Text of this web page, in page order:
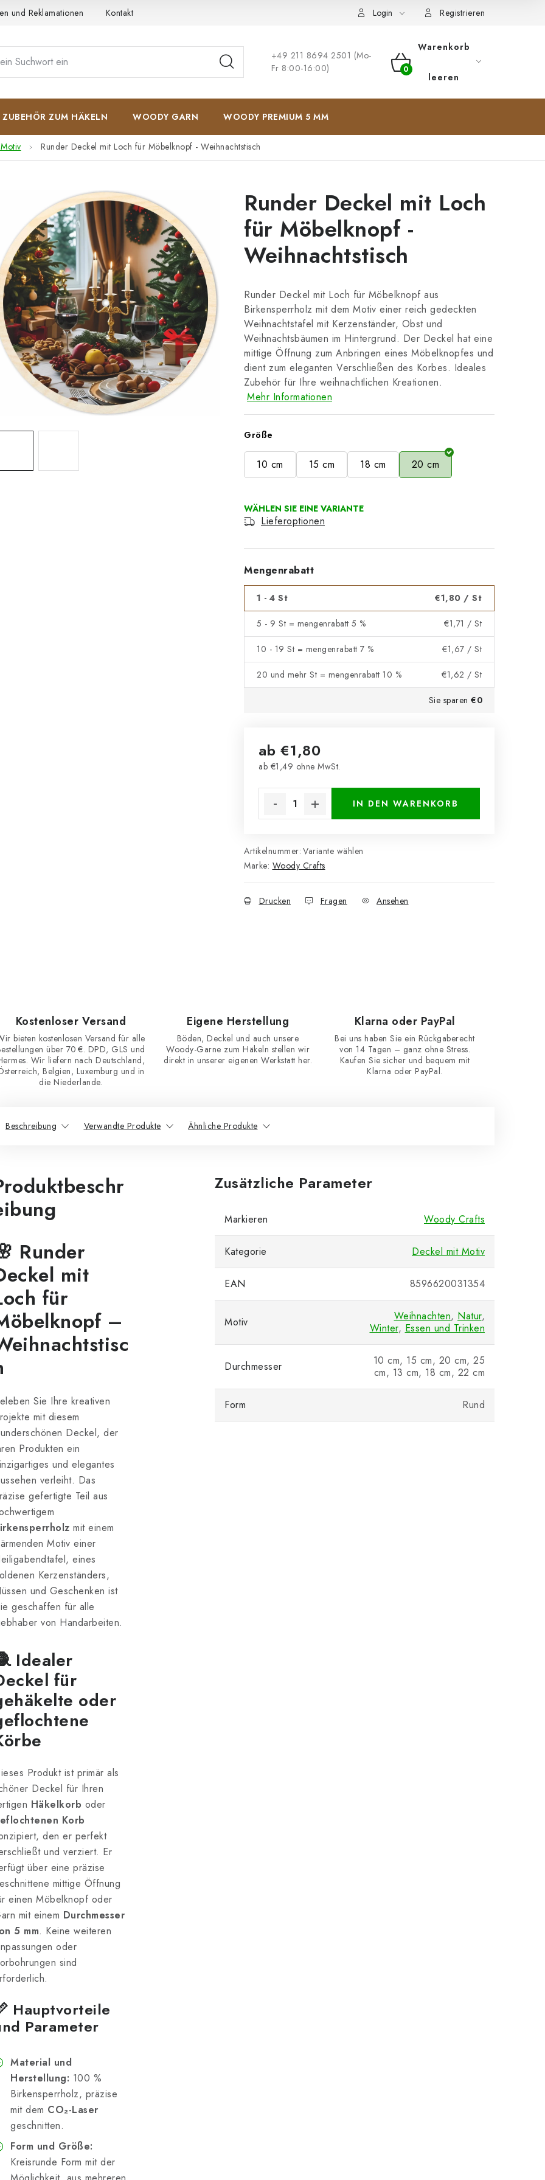
und Reklamationen Kontakt Login Registrieren
+49 211 8694 2501 (Mo-
Fr 8:00-16:00)
WARENKORB
Warenkorb
leeren
ZUBEHÖR ZUM HÄKELN WOODY GARN WOODY PREMIUM 5 MM
Runder Deckel mit Loch für Möbelknopf - Weihnachtstisch
Runder Deckel mit Loch
für Möbelknopf -
Weihnachtstisch
Runder Deckel mit Loch für Möbelknopf aus
Birkensperrholz mit dem Motiv einer reich gedeckten
Weihnachtstafel mit Kerzenständer, Obst und
Weihnachtsbäumen im Hintergrund. Der Deckel hat eine
mittige Öffnung zum Anbringen eines Möbelknopfes und
dient zum eleganten Verschließen des Korbes. Ideales
Zubehör für Ihre weihnachtlichen Kreationen.
Mehr Informationen
Größe
10 cm 15 cm 18 cm 20 cm
Lieferoptionen
Mengenrabatt
1 - 4 St €1,80 / St
5 - 9 St = mengenrabatt 5 % €1,71 / St
10 - 19 St = mengenrabatt 7 % €1,67 / St
20 und mehr St = mengenrabatt 10 % €1,62 / St
Sie sparen €0
ab €1,80
ab €1,49 ohne MwSt.
IN DEN WARENKORB
Artikelnummer: Variante wählen
Marke: Woody Crafts
Drucken Fragen Ansehen
Kostenloser Versand
bieten kostenlosen Versand für alle
über 70 €. DPD, GLS und
Wir liefern nach Deutschland,
Belgien, Luxemburg und in
die Niederlande.
Eigene Herstellung
Böden, Deckel und auch unsere
Woody-Garne zum Häkeln stellen wir
direkt in unserer eigenen Werkstatt her.
Klarna oder PayPal
Bei uns haben Sie ein Rückgaberecht
von 14 Tagen – ganz ohne Stress.
Kaufen Sie sicher und bequem mit
Klarna oder PayPal.
Beschreibung Verwandte Produkte Ähnliche Produkte
Runder
mit
für
–
Sie Ihre kreativen
mit diesem
Deckel, der
Produkten ein
und elegantes
verleiht. Das
gefertigte Teil aus
mit einem
Motiv einer
eines
Kerzenständers,
und Geschenken ist
geschaffen für alle
von Handarbeiten.
Idealer
für
oder
Produkt ist primär als
Deckel für Ihren
Häkelkorb oder
Korb
den er perfekt
und verziert. Er
über eine präzise
mittige Öffnung
einen Möbelknopf oder
mit einem Durchmesser
5 mm. Keine weiteren
oder
sind
Hauptvorteile
Parameter
Material und
Herstellung: 100 %
Birkensperrholz, präzise
mit dem CO₂-Laser
geschnitten.
Form und Größe:
Kreisrunde Form mit der
Zusätzliche Parameter
Markieren Woody Crafts
Kategorie Deckel mit Motiv
EAN 8596620031354
Motiv Weihnachten, Natur,
Winter, Essen und Trinken
Durchmesser
10 cm, 15 cm, 20 cm, 25
cm, 13 cm, 18 cm, 22 cm
Form Rund